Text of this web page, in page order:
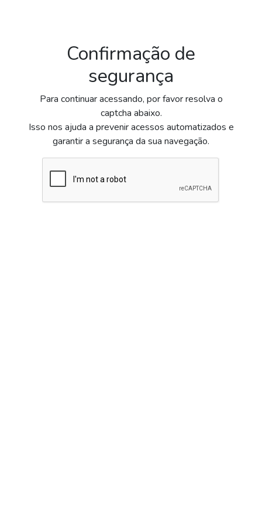
Confirmação de
segurança
Para continuar acessando, por favor resolva o
captcha abaixo.
Isso nos ajuda a prevenir acessos automatizados e
garantir a segurança da sua navegação.